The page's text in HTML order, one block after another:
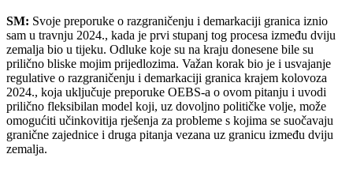
SM: Svoje preporuke o razgraničenju i demarkaciji granica iznio
sam u travnju 2024., kada je prvi stupanj tog procesa između dviju
zemalja bio u tijeku. Odluke koje su na kraju donesene bile su
prilično bliske mojim prijedlozima. Važan korak bio je i usvajanje
regulative o razgraničenju i demarkaciji granica krajem kolovoza
2024., koja uključuje preporuke OEBS-a o ovom pitanju i uvodi
prilično fleksibilan model koji, uz dovoljno političke volje, može
omogućiti učinkovitija rješenja za probleme s kojima se suočavaju
granične zajednice i druga pitanja vezana uz granicu između dviju
zemalja.